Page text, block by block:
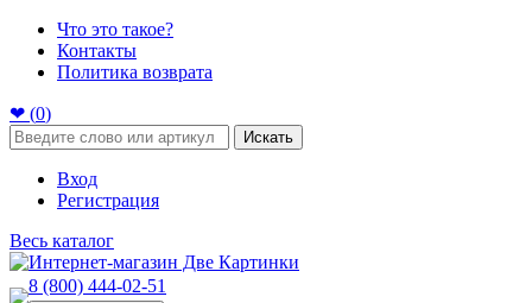
Что это такое?
Контакты
Политика возврата
❤ (0)
Искать
Вход
Регистрация
Весь каталог
8 (800) 444-02-51